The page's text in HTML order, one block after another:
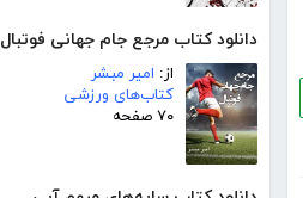
دانلود کتاب مرجع جام جهانی فوتبال
از: امیر مبشر
کتاب‌های ورزشی
۷۰ صفحه